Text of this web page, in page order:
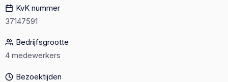
KvK nummer
37147591
Bedrijfsgrootte
4 medewerkers
Bezoektijden